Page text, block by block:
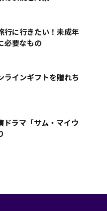
行に行きたい！未成年
必要なもの
ラインギフトを贈れち
ドラマ「サム・マイウ